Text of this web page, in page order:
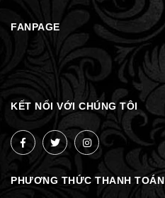
FANPAGE
KẾT NỐI VỚI CHÚNG TÔI
PHƯƠNG THỨC THANH TOÁN